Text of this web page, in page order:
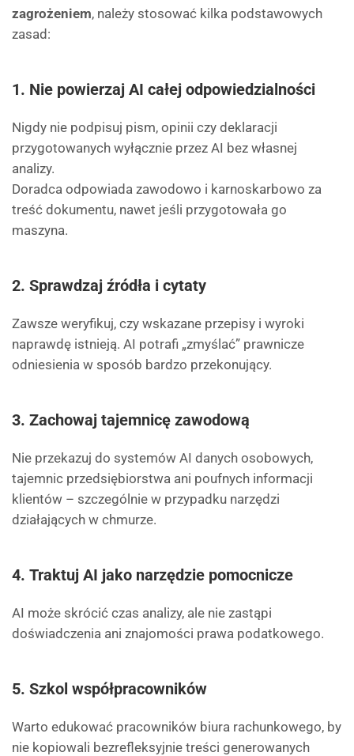
zagrożeniem, należy stosować kilka podstawowych
zasad:
1. Nie powierzaj AI całej odpowiedzialności
Nigdy nie podpisuj pism, opinii czy deklaracji
przygotowanych wyłącznie przez AI bez własnej
analizy.
Doradca odpowiada zawodowo i karnoskarbowo za
treść dokumentu, nawet jeśli przygotowała go
maszyna.
2. Sprawdzaj źródła i cytaty
Zawsze weryfikuj, czy wskazane przepisy i wyroki
naprawdę istnieją. AI potrafi „zmyślać” prawnicze
odniesienia w sposób bardzo przekonujący.
3. Zachowaj tajemnicę zawodową
Nie przekazuj do systemów AI danych osobowych,
tajemnic przedsiębiorstwa ani poufnych informacji
klientów – szczególnie w przypadku narzędzi
działających w chmurze.
4. Traktuj AI jako narzędzie pomocnicze
AI może skrócić czas analizy, ale nie zastąpi
doświadczenia ani znajomości prawa podatkowego.
5. Szkol współpracowników
Warto edukować pracowników biura rachunkowego, by
nie kopiowali bezrefleksyjnie treści generowanych